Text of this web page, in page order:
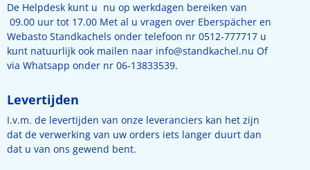
De Helpdesk kunt u nu op werkdagen bereiken van
09.00 uur tot 17.00 Met al u vragen over Eberspächer en
Webasto Standkachels onder telefoon nr 0512-777717 u
kunt natuurlijk ook mailen naar info@standkachel.nu Of
via Whatsapp onder nr 06-13833539.
Levertijden
I.v.m. de levertijden van onze leveranciers kan het zijn
dat de verwerking van uw orders iets langer duurt dan
dat u van ons gewend bent.